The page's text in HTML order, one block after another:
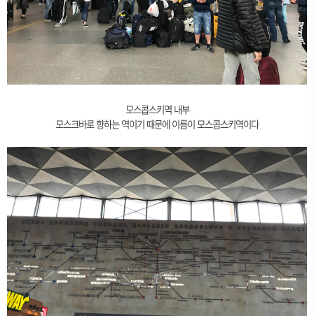
모스콥스키역 내부
모스크바로 향하는 역이기 때문에 이름이 모스콥스키역이다